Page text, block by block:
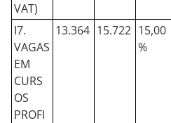
VAT)
I7.
VAGAS
EM
CURS
OS
PROFI
13.364 15.722 15,00
%